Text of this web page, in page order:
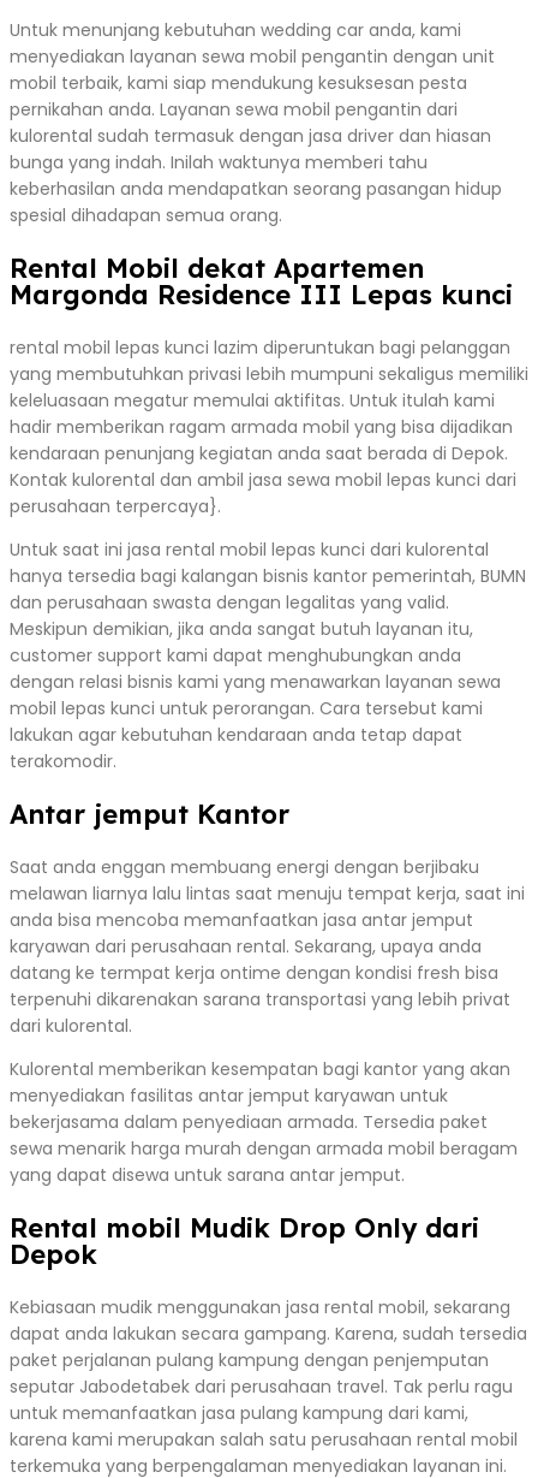
Untuk menunjang kebutuhan wedding car anda, kami
menyediakan layanan sewa mobil pengantin dengan unit
mobil terbaik, kami siap mendukung kesuksesan pesta
pernikahan anda. Layanan sewa mobil pengantin dari
kulorental sudah termasuk dengan jasa driver dan hiasan
bunga yang indah. Inilah waktunya memberi tahu
keberhasilan anda mendapatkan seorang pasangan hidup
spesial dihadapan semua orang.
Rental Mobil dekat Apartemen
Margonda Residence III Lepas kunci
rental mobil lepas kunci lazim diperuntukan bagi pelanggan
yang membutuhkan privasi lebih mumpuni sekaligus memiliki
keleluasaan megatur memulai aktifitas. Untuk itulah kami
hadir memberikan ragam armada mobil yang bisa dijadikan
kendaraan penunjang kegiatan anda saat berada di Depok.
Kontak kulorental dan ambil jasa sewa mobil lepas kunci dari
perusahaan terpercaya}.
Untuk saat ini jasa rental mobil lepas kunci dari kulorental
hanya tersedia bagi kalangan bisnis kantor pemerintah, BUMN
dan perusahaan swasta dengan legalitas yang valid.
Meskipun demikian, jika anda sangat butuh layanan itu,
customer support kami dapat menghubungkan anda
dengan relasi bisnis kami yang menawarkan layanan sewa
mobil lepas kunci untuk perorangan. Cara tersebut kami
lakukan agar kebutuhan kendaraan anda tetap dapat
terakomodir.
Antar jemput Kantor
Saat anda enggan membuang energi dengan berjibaku
melawan liarnya lalu lintas saat menuju tempat kerja, saat ini
anda bisa mencoba memanfaatkan jasa antar jemput
karyawan dari perusahaan rental. Sekarang, upaya anda
datang ke termpat kerja ontime dengan kondisi fresh bisa
terpenuhi dikarenakan sarana transportasi yang lebih privat
dari kulorental.
Kulorental memberikan kesempatan bagi kantor yang akan
menyediakan fasilitas antar jemput karyawan untuk
bekerjasama dalam penyediaan armada. Tersedia paket
sewa menarik harga murah dengan armada mobil beragam
yang dapat disewa untuk sarana antar jemput.
Rental mobil Mudik Drop Only dari
Depok
Kebiasaan mudik menggunakan jasa rental mobil, sekarang
dapat anda lakukan secara gampang. Karena, sudah tersedia
paket perjalanan pulang kampung dengan penjemputan
seputar Jabodetabek dari perusahaan travel. Tak perlu ragu
untuk memanfaatkan jasa pulang kampung dari kami,
karena kami merupakan salah satu perusahaan rental mobil
terkemuka yang berpengalaman menyediakan layanan ini.